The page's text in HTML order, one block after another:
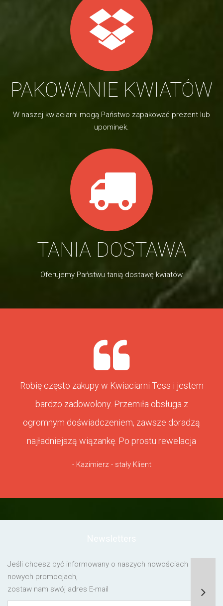
PAKOWANIE KWIATÓW
W naszej kwiaciarni mogą Państwo zapakować prezent lub
upominek.
TANIA DOSTAWA
Oferujemy Państwu tanią dostawę kwiatów
Robię często zakupy w Kwiaciarni Tess i jestem
bardzo zadowolony. Przemiła obsługa z
ogromnym doświadczeniem, zawsze doradzą
najładniejszą wiązankę. Po prostu rewelacja
- Kazimierz - stały Klient
Jeśli chcesz być informowany o naszych nowościach lub o
nowych promocjach,
zostaw nam swój adres E-mail